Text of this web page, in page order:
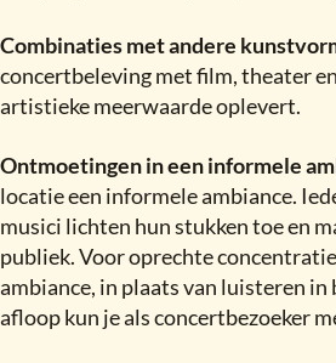
Combinaties met andere
concertbeleving met film, theater
artistieke meerwaarde oplevert.
Ontmoetingen in een informele
locatie een informele ambiance.
musici lichten hun stukken toe en
publiek. Voor oprechte
ambiance, in plaats van luisteren in
afloop kun je als concertbezoeker